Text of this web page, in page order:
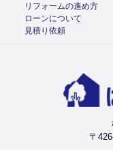
リフォームの進め方
ローンについて
見積り依頼
〒